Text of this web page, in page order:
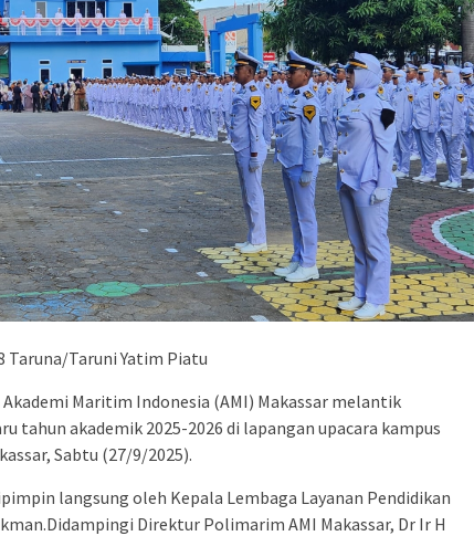
Taruna/Taruni Yatim Piatu
Maritim Indonesia (AMI) Makassar melantik
tahun akademik 2025-2026 di lapangan upacara kampus
Sabtu (27/9/2025).
langsung oleh Kepala Lembaga Layanan Pendidikan
Direktur Polimarim AMI Makassar, Dr Ir H